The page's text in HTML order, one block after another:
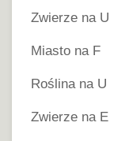
Zwierze na U
Miasto na F
Roślina na U
Zwierze na E